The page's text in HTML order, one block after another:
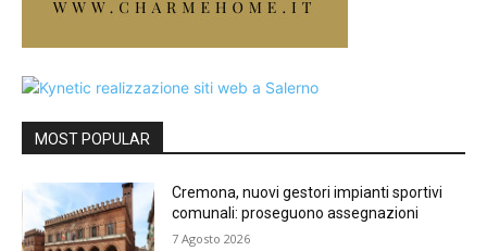
MOST POPULAR
Cremona, nuovi gestori impianti sportivi
comunali: proseguono assegnazioni
7 Agosto 2026